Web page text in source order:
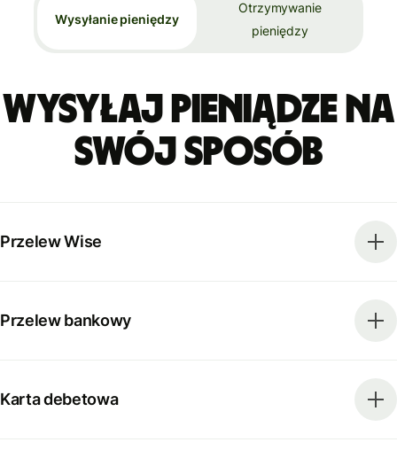
Wysyłanie pieniędzy
Otrzymywanie
pieniędzy
Wysyłaj pieniądze na
swój sposób
Przelew Wise
Przelew bankowy
Karta debetowa